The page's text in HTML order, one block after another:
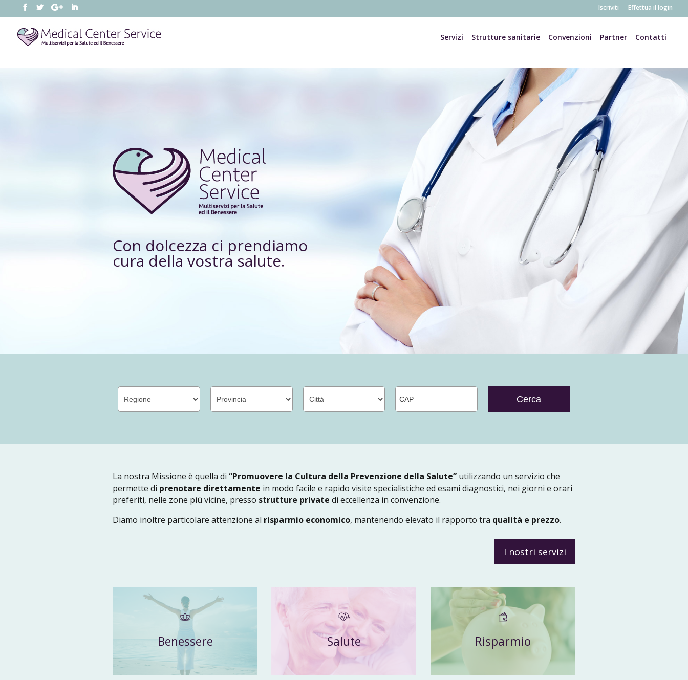
Iscriviti Effettua il login
Servizi Strutture sanitarie Convenzioni Partner Contatti
Con dolcezza ci prendiamo
cura della vostra salute.
La nostra Missione è quella di“Promuovere la Cultura della Prevenzione della Salute” utilizzando un servizio che
permette di prenotare direttamente in modo facile e rapido visite specialistiche ed esami diagnostici, nei giorni e orari
preferiti, nelle zone più vicine, presso strutture private di eccellenza in convenzione.
Diamo inoltre particolare attenzione al risparmio economico, mantenendo elevato il rapporto tra qualità e prezzo.
I nostri servizi
Benessere Salute Risparmio